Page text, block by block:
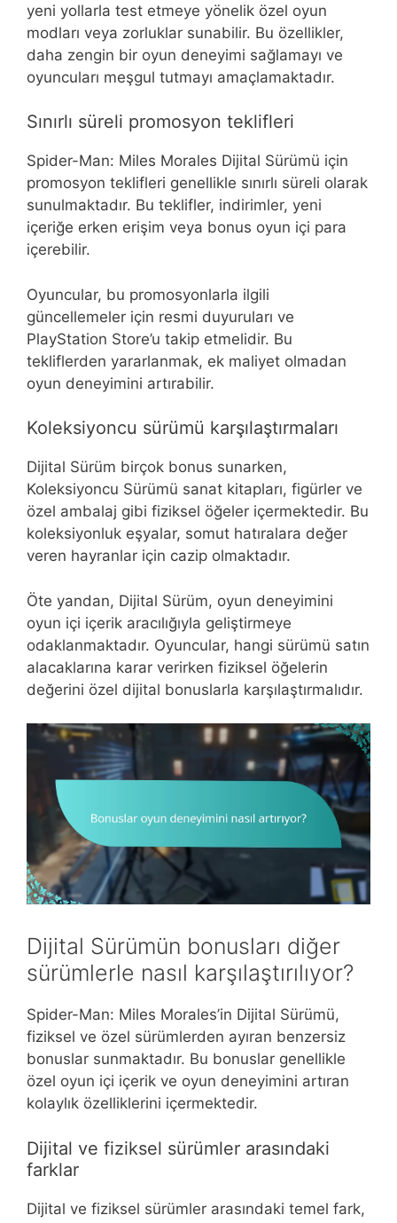
yeni yollarla test etmeye yönelik özel oyun
modları veya zorluklar sunabilir. Bu özellikler,
daha zengin bir oyun deneyimi sağlamayı ve
oyuncuları meşgul tutmayı amaçlamaktadır.
Sınırlı süreli promosyon teklifleri
Spider-Man: Miles Morales Dijital Sürümü için
promosyon teklifleri genellikle sınırlı süreli olarak
sunulmaktadır. Bu teklifler, indirimler, yeni
içeriğe erken erişim veya bonus oyun içi para
içerebilir.
Oyuncular, bu promosyonlarla ilgili
güncellemeler için resmi duyuruları ve
PlayStation Store’u takip etmelidir. Bu
tekliflerden yararlanmak, ek maliyet olmadan
oyun deneyimini artırabilir.
Koleksiyoncu sürümü karşılaştırmaları
Dijital Sürüm birçok bonus sunarken,
Koleksiyoncu Sürümü sanat kitapları, figürler ve
özel ambalaj gibi fiziksel öğeler içermektedir. Bu
koleksiyonluk eşyalar, somut hatıralara değer
veren hayranlar için cazip olmaktadır.
Öte yandan, Dijital Sürüm, oyun deneyimini
oyun içi içerik aracılığıyla geliştirmeye
odaklanmaktadır. Oyuncular, hangi sürümü satın
alacaklarına karar verirken fiziksel öğelerin
değerini özel dijital bonuslarla karşılaştırmalıdır.
Dijital Sürümün bonusları diğer
sürümlerle nasıl karşılaştırılıyor?
Spider-Man: Miles Morales’in Dijital Sürümü,
fiziksel ve özel sürümlerden ayıran benzersiz
bonuslar sunmaktadır. Bu bonuslar genellikle
özel oyun içi içerik ve oyun deneyimini artıran
kolaylık özelliklerini içermektedir.
Dijital ve fiziksel sürümler arasındaki
farklar
Dijital ve fiziksel sürümler arasındaki temel fark,